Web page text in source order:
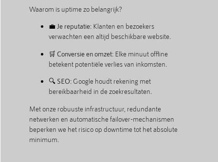
Waarom is uptime zo belangrijk?
💼 Je reputatie: Klanten en bezoekers
verwachten een altijd beschikbare website.
🛒 Conversie en omzet: Elke minuut offline
betekent potentiële verlies van inkomsten.
🔍 SEO: Google houdt rekening met
bereikbaarheid in de zoekresultaten.
Met onze robuuste infrastructuur, redundante
netwerken en automatische failover-mechanismen
beperken we het risico op downtime tot het absolute
minimum.